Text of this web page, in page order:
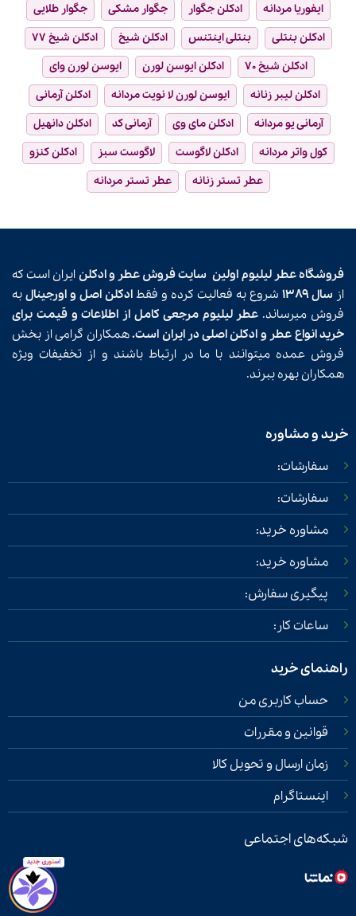
ایفوریا مردانه
ادکلن جگوار جگوار مشکی
جگوار طلایی
ادکلن بنتلی
بنتلی اینتنس ادکلن شیخ
ادکلن شیخ ۷۷
ادکلن شیخ ۷۰
ادکلن ایوسن لورن
ایوسن لورن وای
ادکلن لیبر زنانه
ایوسن لورن لا نویت مردانه
ادکلن آرمانی
آرمانی یو مردانه
ادکلن مای وی آرمانی کد
ادکلن دانهیل
کول واتر مردانه
ادکلن لاگوست لاگوست سبز
ادکلن کنزو
عطر تستر زنانه
عطر تستر مردانه
فروشگاه عطر لیلیوم اولین سایت فروش عطر و ادکلن ایران است که
از سال ۱۳۸۹ شروع به فعالیت کرده و فقط ادکلن اصل و اورجینال به
فروش میرساند. عطر لیلیوم مرجعی کامل از اطلاعات و قیمت برای
خرید انواع عطر و ادکلن اصلی در ایران است.همکاران گرامی از بخش
فروش عمده میتوانند با ما در ارتباط باشند و از تخفیفات ویژه
همکاران بهره ببرند.
خرید و مشاوره
سفارشات:
سفارشات:
مشاوره خرید:
مشاوره خرید:
پیگیری سفارش:
ساعات کار:
راهنمای خرید
حساب کاربری من
قوانین و مقررات
زمان ارسال و تحویل کالا
اینستاگرام
شبکه‌های اجتماعی